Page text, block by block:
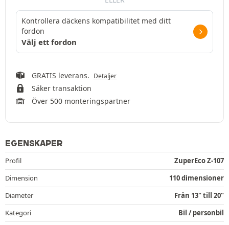
Kontrollera däckens kompatibilitet med ditt
fordon
Välj ett fordon
GRATIS leverans. Detaljer
Säker transaktion
Över 500 monteringspartner
EGENSKAPER
Profil
ZuperEco Z-107
Dimension
110 dimensioner
Diameter
Från 13" till 20"
Kategori
Bil / personbil